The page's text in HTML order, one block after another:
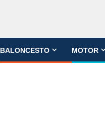
BALONCESTO MOTOR